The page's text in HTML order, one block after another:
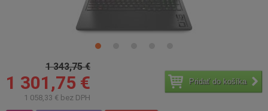
1 343,75 €
1 301,75 €
1 058,33 € bez DPH
Pridať do košíka